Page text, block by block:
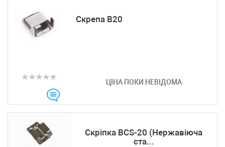
Скрепа B20
ЦІНА ПОКИ НЕВІДОМА
Скріпка BCS-20 (Нержавіюча
ста...